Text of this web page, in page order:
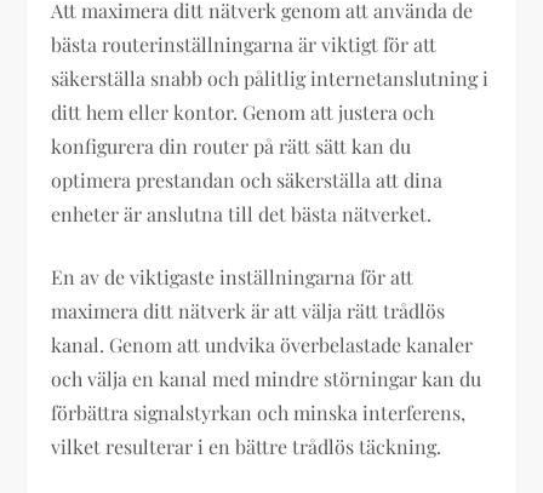
Att maximera ditt nätverk genom att använda de
bästa routerinställningarna är viktigt för att
säkerställa snabb och pålitlig internetanslutning i
ditt hem eller kontor. Genom att justera och
konfigurera din router på rätt sätt kan du
optimera prestandan och säkerställa att dina
enheter är anslutna till det bästa nätverket.
En av de viktigaste inställningarna för att
maximera ditt nätverk är att välja rätt trådlös
kanal. Genom att undvika överbelastade kanaler
och välja en kanal med mindre störningar kan du
förbättra signalstyrkan och minska interferens,
vilket resulterar i en bättre trådlös täckning.